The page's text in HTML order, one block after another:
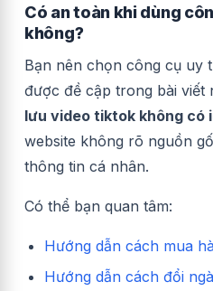
Có an toàn khi dùng
không?
Bạn nên chọn công cụ uy
được đề cập trong bài viết
lưu video tiktok không có
website không rõ nguồn
thông tin cá nhân.
Có thể bạn quan tâm:
Hướng dẫn cách mua
Hướng dẫn cách đổi